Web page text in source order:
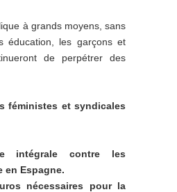
à grands moyens, sans
éducation, les garçons et
de perpétrer des
féministes et syndicales
intégrale contre les
en Espagne.
nécessaires pour la